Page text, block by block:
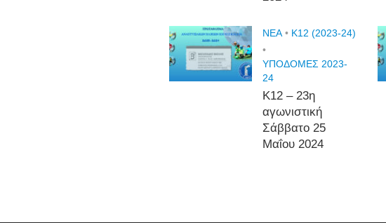
NEA • Κ12 (2023-24)
•
ΥΠΟΔΟΜΕΣ 2023-
24
Κ12 – 23η
αγωνιστική
Σάββατο 25
Μαΐου 2024